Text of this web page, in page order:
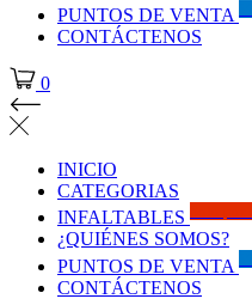
PUNTOS DE VENTA
CONTÁCTENOS
0
INICIO
CATEGORIAS
INFALTABLES
¿QUIÉNES SOMOS?
PUNTOS DE VENTA
CONTÁCTENOS